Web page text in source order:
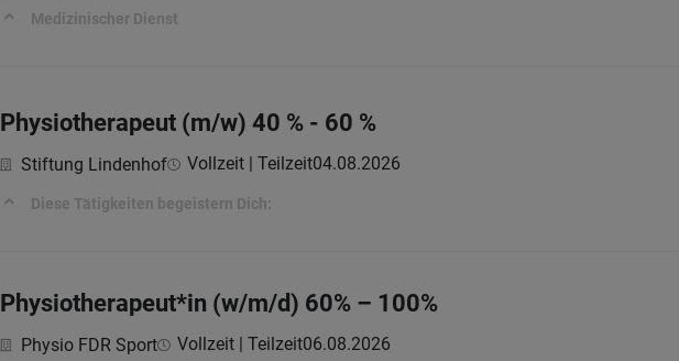
Medizinischer Dienst
Physiotherapeut (m/w) 40 % - 60 %
Stiftung Lindenhof Vollzeit | Teilzeit04.08.2026
Diese Tätigkeiten begeistern Dich:
Physiotherapeut*in (w/m/d) 60% – 100%
Physio FDR Sport Vollzeit | Teilzeit06.08.2026